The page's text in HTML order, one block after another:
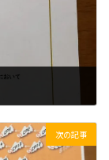
次の記事